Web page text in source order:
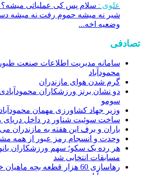
علوی : سلام پس کی عملیاتی میشه؟
شیر نه میشه حموم رفت نه میشه
وضعیه اخه...
تصادفی
سامانه مدیریت اطلاعات صنعت
محمودآباد
گرم شدن هوای مازندران
دو‌ نشان برنز ورزشکاران
سومو
وزیر جهاد کشاورزی مهمان
ساخت سوئیت شناور در داخل دریای
باران و برف این هفته به مازندران
وحدت و انسجام رمز عبور از همه
هر رده یک سکو؛ سهم ورزشکاران
مسابقات انتخابی شد
رهاسازی 60 هزار قطعه بچه